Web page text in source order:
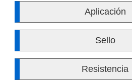
Aplicación
Sello
Resistencia